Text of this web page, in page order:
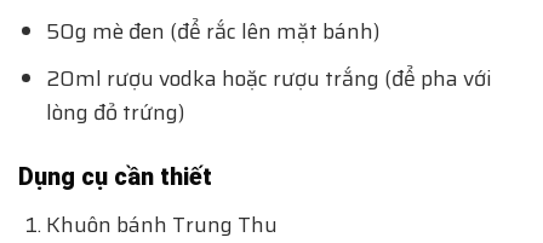
50g mè đen (để rắc lên mặt bánh)
20ml rượu vodka hoặc rượu trắng (để pha với
lòng đỏ trứng)
Dụng cụ cần thiết
Khuôn bánh Trung Thu